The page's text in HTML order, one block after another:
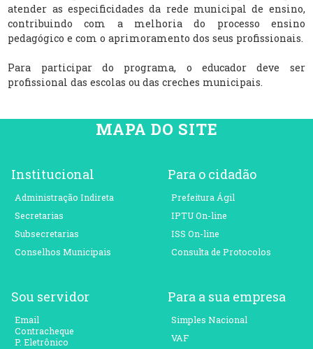
atender as especificidades da rede municipal de ensino,
contribuindo com a melhoria do processo ensino
pedagógico e com o aprimoramento dos seus profissionais.
Para participar do programa, o educador deve ser
profissional das escolas ou das creches municipais.
MAPA DO SITE
Institucional
Administração Indireta
Secretarias
Subsecretarias
Conselhos Municipais
Para o cidadão
Prefeitura Ágil
IPTU On-line
ISS On-line
Consulta de Protocolos
Sou servidor
Email
Contracheque
P. Eletrônico
Para a sua empresa
Simples Nacional
VAF